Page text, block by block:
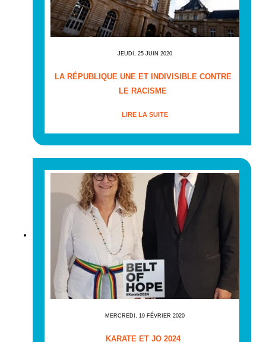
JEUDI, 25 JUIN 2020
LA RÉPUBLIQUE UNE ET INDIVISIBLE CONTRE
LE RACISME
LIRE LA SUITE
MERCREDI, 19 FÉVRIER 2020
KARATE ET JO 2024